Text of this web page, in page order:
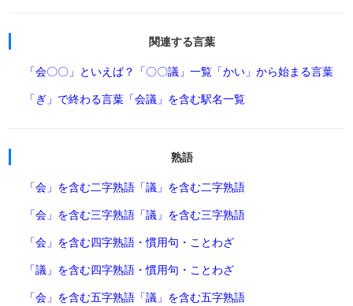
関連する言葉
「会〇〇」といえば？ 「〇〇議」一覧 「かい」から始まる言葉
「ぎ」で終わる言葉 「会議」を含む駅名一覧
熟語
「会」を含む二字熟語 「議」を含む二字熟語
「会」を含む三字熟語 「議」を含む三字熟語
「会」を含む四字熟語・慣用句・ことわざ
「議」を含む四字熟語・慣用句・ことわざ
「会」を含む五字熟語 「議」を含む五字熟語